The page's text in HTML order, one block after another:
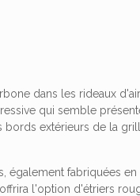
dans les rideaux
qui semble
bords extérieurs de la
également fabriquées
l'option d'étriers